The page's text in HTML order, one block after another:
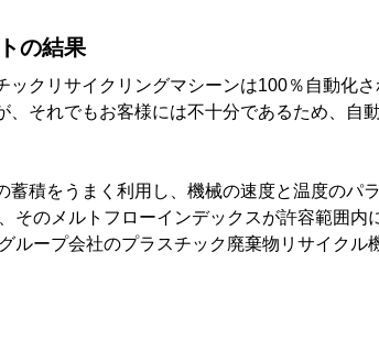
の結果
ックリサイクリングマシーンは100％自動化
、それでもお客様には不十分であるため、
蓄積をうまく利用し、機械の速度と温度の
そのメルトフローインデックスが許容範囲
ループ会社のプラスチック廃棄物リサイクル